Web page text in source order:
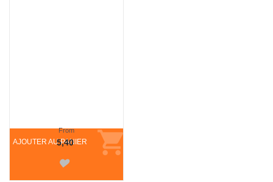
AJOUTER AU PANIER
From
5,40